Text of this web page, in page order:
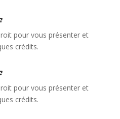
pour vous présenter et
crédits.
pour vous présenter et
crédits.